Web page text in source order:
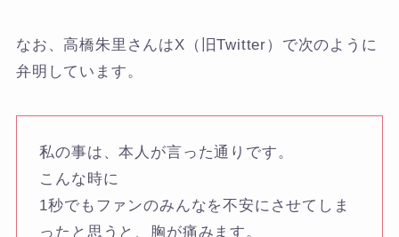
なお、高橋朱里さんはX（旧Twitter）で次のように
弁明しています。
私の事は、本人が言った通りです。
こんな時に
1秒でもファンのみんなを不安にさせてしま
ったと思うと、胸が痛みます。